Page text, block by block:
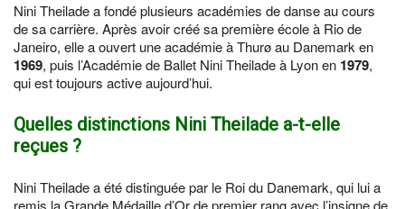
Nini Theilade a fondé plusieurs académies de danse au cours
de sa carrière. Après avoir créé sa première école à Rio de
Janeiro, elle a ouvert une académie à Thurø au Danemark en
1969, puis l’Académie de Ballet Nini Theilade à Lyon en 1979,
qui est toujours active aujourd’hui.
Quelles distinctions Nini Theilade a-t-elle
reçues ?
Nini Theilade a été distinguée par le Roi du Danemark, qui lui a
remis la Grande Médaille d’Or de premier rang avec l’insigne de